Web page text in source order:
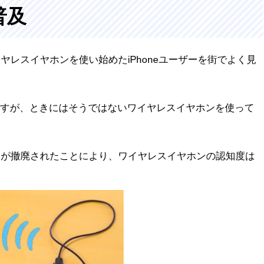
レスイヤホンを使い始めたiPhoneユーザーを街でよく見
が、ときにはそうではないワイヤレスイヤホンを使って
撤廃されたことにより、ワイヤレスイヤホンの認知度は